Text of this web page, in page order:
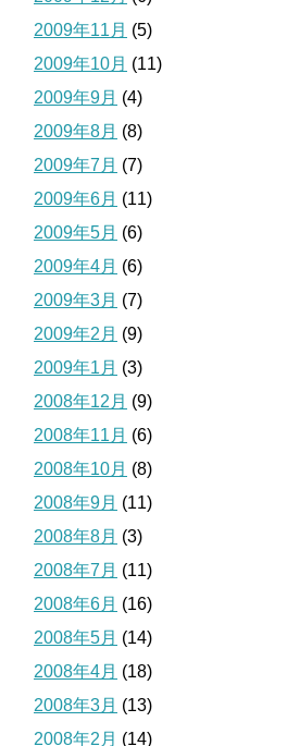
2009年11月 (5)
2009年10月 (11)
2009年9月 (4)
2009年8月 (8)
2009年7月 (7)
2009年6月 (11)
2009年5月 (6)
2009年4月 (6)
2009年3月 (7)
2009年2月 (9)
2009年1月 (3)
2008年12月 (9)
2008年11月 (6)
2008年10月 (8)
2008年9月 (11)
2008年8月 (3)
2008年7月 (11)
2008年6月 (16)
2008年5月 (14)
2008年4月 (18)
2008年3月 (13)
2008年2月 (14)